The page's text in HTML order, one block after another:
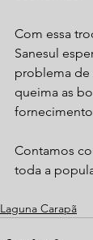
Com essa
Sanesul
problema de
queima as
Contamos
toda a
Laguna Carapã